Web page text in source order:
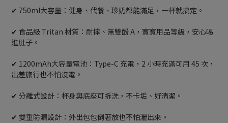
✔ 750ml大容量：健身、代餐、珍奶都能滿足，一杯就搞定。
✔ 食品級 Tritan 材質：耐摔、無雙酚 A，寶寶用品等級，安心喝
進肚子。
✔ 1200mAh大容量電池：Type-C 充電，2 小時充滿可用 45 次，
出差旅行也不怕沒電。
✔ 分離式設計：杯身與底座可拆洗，不卡垢、好清潔。
✔ 雙重防漏設計：外出包包倒著放也不怕灑出來。